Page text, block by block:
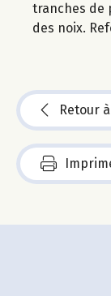
tranches de
des noix.
Retour